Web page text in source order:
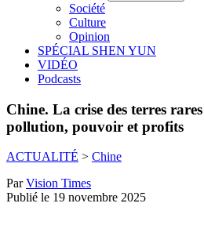
Société
Culture
Opinion
SPÉCIAL SHEN YUN
VIDÉO
Podcasts
Chine. La crise des terres
pollution, pouvoir et profits
ACTUALITÉ > Chine
ParVision Times
Publié le 19 novembre 2025